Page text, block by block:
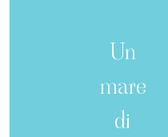
Un
mare
di